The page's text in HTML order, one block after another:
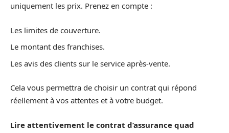
uniquement les prix. Prenez en compte :
Les limites de couverture.
Le montant des franchises.
Les avis des clients sur le service après-vente.
Cela vous permettra de choisir un contrat qui répond
réellement à vos attentes et à votre budget.
Lire attentivement le contrat d’assurance quad